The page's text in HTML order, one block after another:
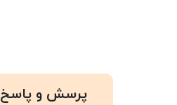
پرسش و پاسخ